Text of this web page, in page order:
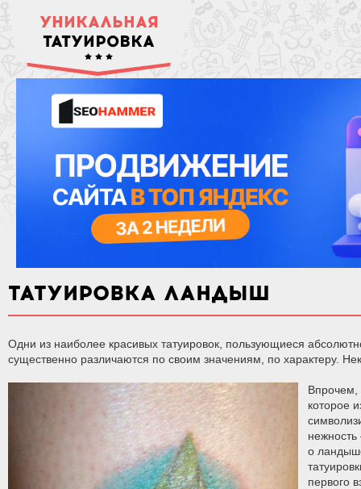
УНИКАЛЬНАЯ
ТАТУИРОВКА
ТАТУИРОВКА ЛАНДЫШ
Одни из наиболее красивых татуировок, пользующиеся
существенно различаются по своим значениям, по характеру.
Впрочем,
которое
о
первого